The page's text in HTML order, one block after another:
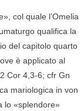
col quale l’Omelia
qualifica la
del capitolo quarto
è applicato al
Cor 4,3-6; cfr Gn
mariologica in von
lo «splendore»